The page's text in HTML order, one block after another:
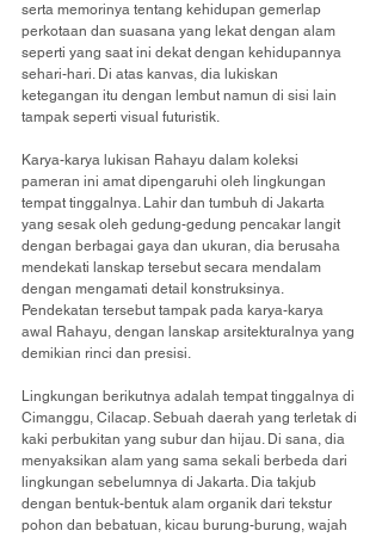
serta memorinya tentang kehidupan gemerlap
perkotaan dan suasana yang lekat dengan alam
seperti yang saat ini dekat dengan kehidupannya
sehari-hari. Di atas kanvas, dia lukiskan
ketegangan itu dengan lembut namun di sisi lain
tampak seperti visual futuristik.
Karya-karya lukisan Rahayu dalam koleksi
pameran ini amat dipengaruhi oleh lingkungan
tempat tinggalnya. Lahir dan tumbuh di Jakarta
yang sesak oleh gedung-gedung pencakar langit
dengan berbagai gaya dan ukuran, dia berusaha
mendekati lanskap tersebut secara mendalam
dengan mengamati detail konstruksinya.
Pendekatan tersebut tampak pada karya-karya
awal Rahayu, dengan lanskap arsitekturalnya yang
demikian rinci dan presisi.
Lingkungan berikutnya adalah tempat tinggalnya di
Cimanggu, Cilacap. Sebuah daerah yang terletak di
kaki perbukitan yang subur dan hijau. Di sana, dia
menyaksikan alam yang sama sekali berbeda dari
lingkungan sebelumnya di Jakarta. Dia takjub
dengan bentuk-bentuk alam organik dari tekstur
pohon dan bebatuan, kicau burung-burung, wajah